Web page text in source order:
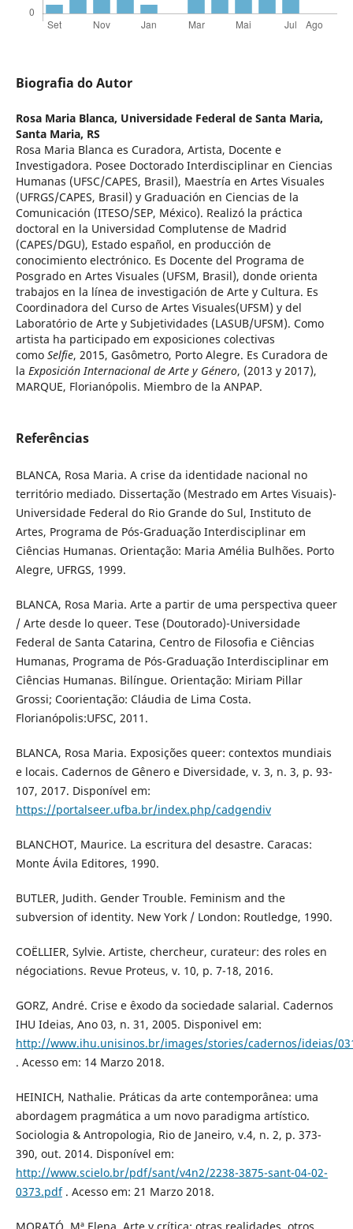
Biografia do Autor
Rosa Maria Blanca, Universidade Federal de Santa Maria,
Santa Maria, RS
Rosa Maria Blanca es Curadora, Artista, Docente e
Investigadora. Posee Doctorado Interdisciplinar en Ciencias
Humanas (UFSC/CAPES, Brasil), Maestría en Artes Visuales
(UFRGS/CAPES, Brasil) y Graduación en Ciencias de la
Comunicación (ITESO/SEP, México). Realizó la práctica
doctoral en la Universidad Complutense de Madrid
(CAPES/DGU), Estado español, en producción de
conocimiento electrónico. Es Docente del Programa de
Posgrado en Artes Visuales (UFSM, Brasil), donde orienta
trabajos en la línea de investigación de Arte y Cultura. Es
Coordinadora del Curso de Artes Visuales(UFSM) y del
Laboratório de Arte y Subjetividades (LASUB/UFSM). Como
artista ha participado em exposiciones colectivas
como Selfie, 2015, Gasômetro, Porto Alegre. Es Curadora de
la Exposición Internacional de Arte y Género, (2013 y 2017),
MARQUE, Florianópolis. Miembro de la ANPAP.
Referências
BLANCA, Rosa Maria. A crise da identidade nacional no
território mediado. Dissertação (Mestrado em Artes Visuais)-
Universidade Federal do Rio Grande do Sul, Instituto de
Artes, Programa de Pós-Graduação Interdisciplinar em
Ciências Humanas. Orientação: Maria Amélia Bulhões. Porto
Alegre, UFRGS, 1999.
BLANCA, Rosa Maria. Arte a partir de uma perspectiva queer
/ Arte desde lo queer. Tese (Doutorado)-Universidade
Federal de Santa Catarina, Centro de Filosofia e Ciências
Humanas, Programa de Pós-Graduação Interdisciplinar em
Ciências Humanas. Bilíngue. Orientação: Miriam Pillar
Grossi; Coorientação: Cláudia de Lima Costa.
Florianópolis:UFSC, 2011.
BLANCA, Rosa Maria. Exposições queer: contextos mundiais
e locais. Cadernos de Gênero e Diversidade, v. 3, n. 3, p. 93-
107, 2017. Disponível em:
https://portalseer.ufba.br/index.php/cadgendiv
BLANCHOT, Maurice. La escritura del desastre. Caracas:
Monte Ávila Editores, 1990.
BUTLER, Judith. Gender Trouble. Feminism and the
subversion of identity. New York / London: Routledge, 1990.
COËLLIER, Sylvie. Artiste, chercheur, curateur: des roles en
négociations. Revue Proteus, v. 10, p. 7-18, 2016.
GORZ, André. Crise e êxodo da sociedade salarial. Cadernos
IHU Ideias, Ano 03, n. 31, 2005. Disponivel em:
http://www.ihu.unisinos.br/images/stories/cadernos/ideias/
. Acesso em: 14 Marzo 2018.
HEINICH, Nathalie. Práticas da arte contemporânea: uma
abordagem pragmática a um novo paradigma artístico.
Sociologia & Antropologia, Rio de Janeiro, v.4, n. 2, p. 373-
390, out. 2014. Disponível em:
http://www.scielo.br/pdf/sant/v4n2/2238-3875-sant-04-02-
0373.pdf. Acesso em: 21 Marzo 2018.